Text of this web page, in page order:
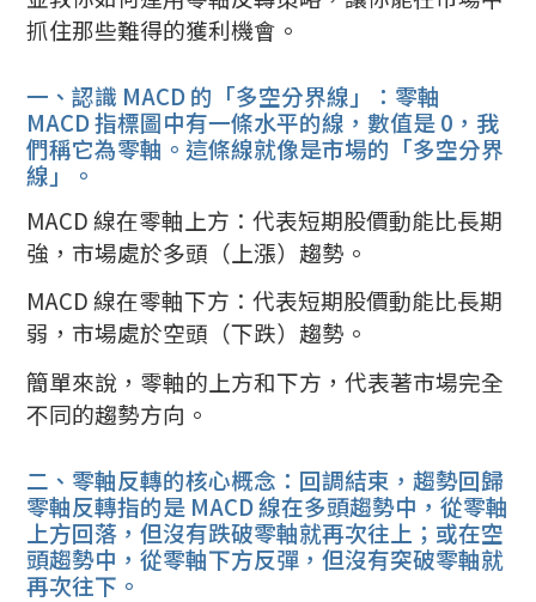
抓住那些難得的獲利機會。
一、認識 MACD 的「多空分界線」：零軸
MACD 指標圖中有一條水平的線，數值是 0，我
們稱它為零軸。這條線就像是市場的「多空分界
線」。
MACD 線在零軸上方：代表短期股價動能比長期
強，市場處於多頭（上漲）趨勢。
MACD 線在零軸下方：代表短期股價動能比長期
弱，市場處於空頭（下跌）趨勢。
簡單來說，零軸的上方和下方，代表著市場完全
不同的趨勢方向。
二、零軸反轉的核心概念：回調結束，趨勢回歸
零軸反轉指的是 MACD 線在多頭趨勢中，從零軸
上方回落，但沒有跌破零軸就再次往上；或在空
頭趨勢中，從零軸下方反彈，但沒有突破零軸就
再次往下。